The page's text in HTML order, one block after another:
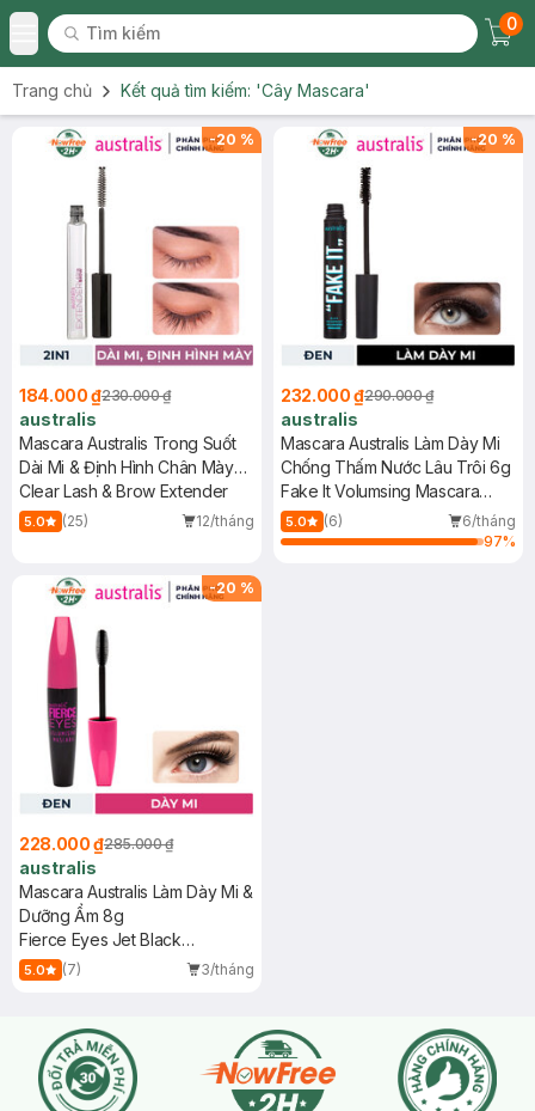
Toggle Menu
Tìm kiếm
Tìm kiếm
0
Trang chủ Kết quả tìm kiếm: 'Cây Mascara'
-20 %
184.000 ₫230.000 ₫
australis
Mascara Australis Trong Suốt
Dài Mi & Định Hình Chân Mày
8ml
Clear Lash & Brow Extender
5.0 (25) 12/tháng
-20 %
232.000 ₫290.000 ₫
australis
Mascara Australis Làm Dày Mi
Chống Thấm Nước Lâu Trôi 6g
Fake It Volumsing Mascara
Waterproof
5.0 (6)
6/tháng
97%
-20 %
228.000 ₫285.000 ₫
australis
Mascara Australis Làm Dày Mi &
Dưỡng Ẩm 8g
Fierce Eyes Jet Black
Volumising Mascara
5.0 (7) 3/tháng